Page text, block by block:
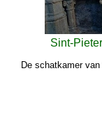
Sint-
De schatkamer